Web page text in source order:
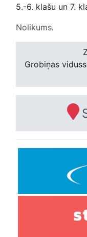
5.-6. klašu un 7.
Nolikums.
Grobiņas